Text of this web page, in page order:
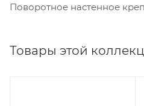
Поворотное настенное
Товары этой